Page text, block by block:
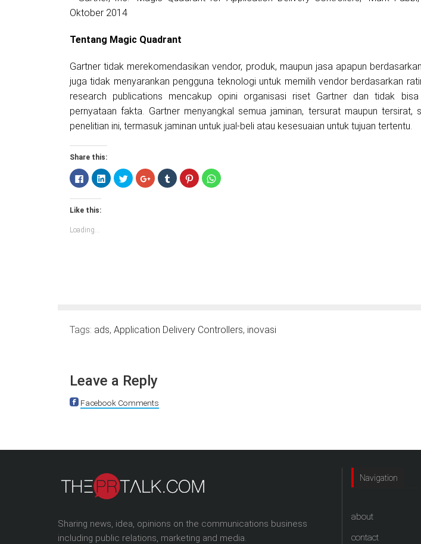
Oktober 2014
Tentang Magic Quadrant
Gartner tidak merekomendasikan vendor, produk, maupun jasa apapun
juga tidak menyarankan pengguna teknologi untuk memilih vendor berdasarkan
research publications mencakup opini organisasi riset Gartner dan tidak
pernyataan fakta. Gartner menyangkal semua jaminan, tersurat maupun tersirat,
penelitian ini, termasuk jaminan untuk jual-beli atau kesesuaian untuk tujuan tertentu.
Share this:
Click
to
share
on
Facebook
(Opens
new
window)
Click
to
share
Click
to
share
Click
to
share
Click
to
share
Click
to
share
Click
to
Like this:
Loading...
Tags: ads, Application Delivery Controllers, inovasi
Leave a Reply
Facebook Comments
Sharing news, idea, opinions on the communications business
including public relations, marketing and media.
Navigation
about
contact